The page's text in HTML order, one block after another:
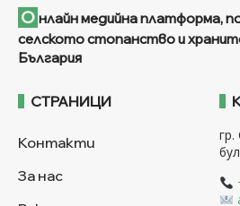
О нлайн медийна платформа,
селското стопанство и
България
СТРАНИЦИ
Контакти
За нас